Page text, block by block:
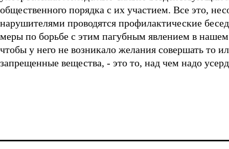
общественного порядка с их участием. Все это,
нарушителями проводятся профилактические
меры по борьбе с этим пагубным явлением в нашем
чтобы у него не возникало желания совершать то
запрещенные вещества, - это то, над чем надо